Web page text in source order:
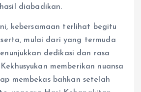
diabadikan.
kebersamaan terlihat begitu
mulai dari yang termuda
dedikasi dan rasa
memberikan nuansa
membekas bahkan setelah